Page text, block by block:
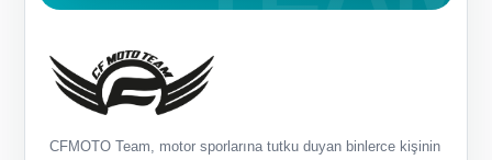
CFMOTO Team, motor sporlarına tutku duyan binlerce kişinin